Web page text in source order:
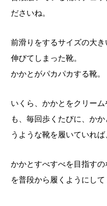
ださいね。
前滑りをするサイズの大き
伸びてしまった靴。
かかとがパカパカする靴。
いくら、かかとをクリー
も、毎回歩くたびに、か
うような靴を履いていれば
かかとすべすべを目指す
を普段から履くようにして